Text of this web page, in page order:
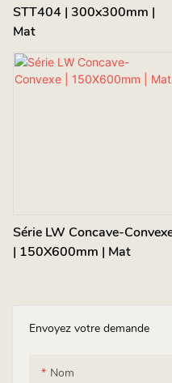
Envoyez votre demande
Nom
STT404 | 300x300mm |
Mat
Série LW Concave-
| 150X600mm | Mat